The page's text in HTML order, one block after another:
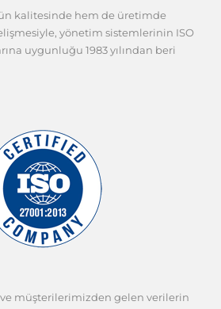
kalitesinde hem de üretimde
yönetim sistemlerinin ISO
uygunluğu 1983 yılından beri
müşterilerimizden gelen verilerin